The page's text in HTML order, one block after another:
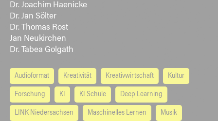
Dr. Joachim Haenicke
Dr. Jan Sölter
Dr. Thomas Rost
Jan Neukirchen
Dr. Tabea Golgath
Audioformat Kreativität Kreativwirtschaft Kultur
Forschung KI KI Schule Deep Learning
LINK Niedersachsen Maschinelles Lernen Musik